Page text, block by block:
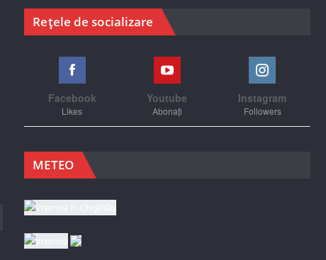
Rețele de socializare
Facebook
Likes
Youtube
Abonați
Instagram
Followers
METEO